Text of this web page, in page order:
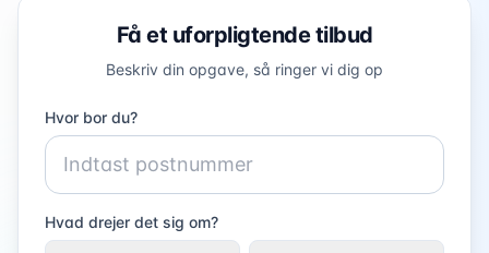
Få et uforpligtende tilbud
Beskriv din opgave, så ringer vi dig op
Hvor bor du?
Hvad drejer det sig om?